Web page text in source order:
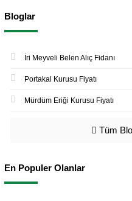
Bloglar
İri Meyveli Belen Alıç Fidanı
Portakal Kurusu Fiyatı
Mürdüm Eriği Kurusu Fiyatı
Tüm
En Populer Olanlar